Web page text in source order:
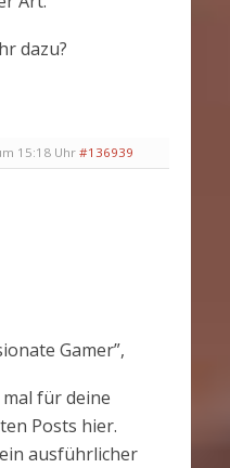
dazu?
15:18 Uhr #136939
Gamer”,
für deine
Posts hier.
ausführlicher